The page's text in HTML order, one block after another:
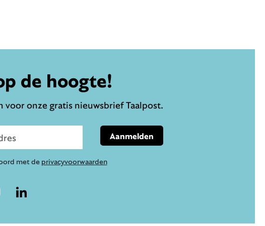
de hoogte!
voor onze gratis nieuwsbrief Taalpost.
met de privacyvoorwaarden
Aanmelden